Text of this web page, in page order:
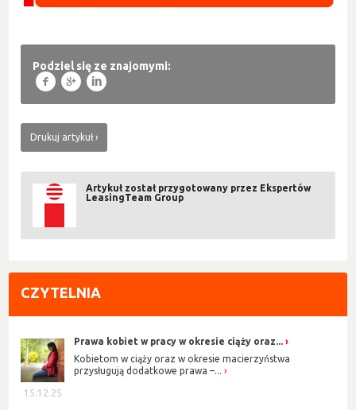
Podziel się ze znajomymi:
f g l
Drukuj artykuł
Artykuł został przygotowany przez Ekspertów
LeasingTeam Group
CZYTELNIA
15.12.25
Prawa kobiet w pracy w okresie ciąży oraz...
Kobietom w ciąży oraz w okresie macierzyństwa
przysługują dodatkowe prawa –...